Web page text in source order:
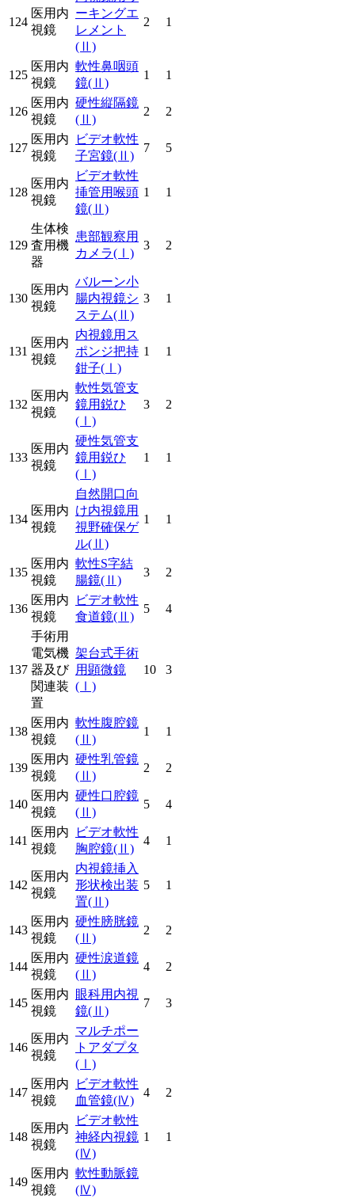
124
医用内
視鏡
ーキングエ
レメント
(Ⅱ)
2 1
125
医用内
視鏡
軟性鼻咽頭
鏡(Ⅱ)
1 1
126
医用内
視鏡
硬性縦隔鏡
(Ⅱ)
2 2
127
医用内
視鏡
ビデオ軟性
子宮鏡(Ⅱ)
7 5
128
医用内
視鏡
ビデオ軟性
挿管用喉頭
鏡(Ⅱ)
1 1
129
生体検
査用機
器
患部観察用
カメラ(Ⅰ)
3 2
130
医用内
視鏡
バルーン小
腸内視鏡シ
ステム(Ⅱ)
3 1
131
医用内
視鏡
内視鏡用ス
ポンジ把持
鉗子(Ⅰ)
1 1
132
医用内
視鏡
軟性気管支
鏡用鋭ひ
(Ⅰ)
3 2
133
医用内
視鏡
硬性気管支
鏡用鋭ひ
(Ⅰ)
1 1
134
医用内
視鏡
自然開口向
け内視鏡用
視野確保ゲ
ル(Ⅱ)
1 1
135
医用内
視鏡
軟性S字結
腸鏡(Ⅱ)
3 2
136
医用内
視鏡
ビデオ軟性
食道鏡(Ⅱ)
5 4
137
手術用
電気機
器及び
関連装
置
架台式手術
用顕微鏡
(Ⅰ)
10 3
138
医用内
視鏡
軟性腹腔鏡
(Ⅱ)
1 1
139
医用内
視鏡
硬性乳管鏡
(Ⅱ)
2 2
140
医用内
視鏡
硬性口腔鏡
(Ⅱ)
5 4
141
医用内
視鏡
ビデオ軟性
胸腔鏡(Ⅱ)
4 1
142
医用内
視鏡
内視鏡挿入
形状検出装
置(Ⅱ)
5 1
143
医用内
視鏡
硬性膀胱鏡
(Ⅱ)
2 2
144
医用内
視鏡
硬性涙道鏡
(Ⅱ)
4 2
145
医用内
視鏡
眼科用内視
鏡(Ⅱ)
7 3
146
医用内
視鏡
マルチポー
トアダプタ
(Ⅰ)
147
医用内
視鏡
ビデオ軟性
血管鏡(Ⅳ)
4 2
148
医用内
視鏡
ビデオ軟性
神経内視鏡
(Ⅳ)
1 1
149
医用内
視鏡
軟性動脈鏡
(Ⅳ)